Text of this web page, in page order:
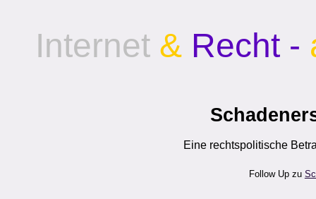
Internet & Recht -
Eine rechtspolitische
Follow Up zu